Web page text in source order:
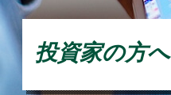
投資家の方へ